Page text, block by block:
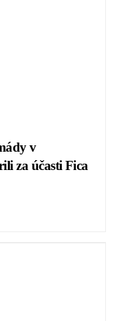
v
za účasti Fica